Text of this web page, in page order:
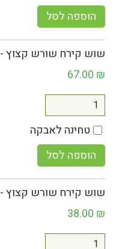
הוספה לסל
שוש קירח שורש קצוץ - 500 גר
67.00 ₪
טחינה לאבקה
הוספה לסל
שוש קירח שורש קצוץ - 250 גר
38.00 ₪